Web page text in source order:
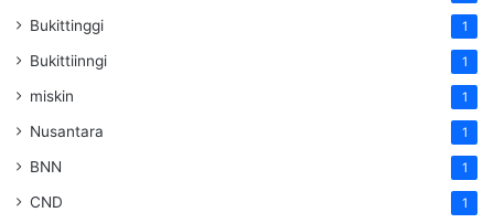
Bukittinggi 1
Bukittiinngi 1
miskin 1
Nusantara 1
BNN 1
CND 1